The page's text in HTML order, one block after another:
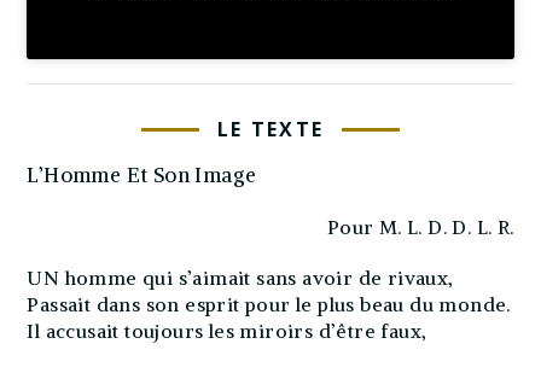
LE TEXTE
L’Homme Et Son Image
Pour M. L. D. D. L. R.
UN homme qui s’aimait sans avoir de rivaux,
Passait dans son esprit pour le plus beau du monde.
Il accusait toujours les miroirs d’être faux,